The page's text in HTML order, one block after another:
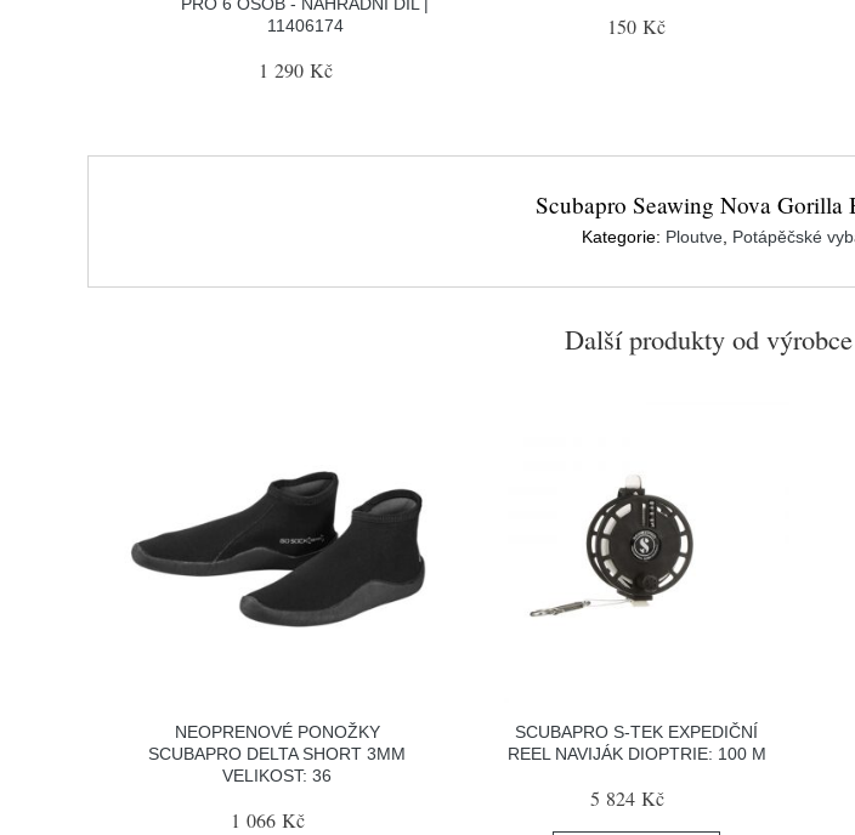
11406174
1 290 Kč
150 Kč
Scubapro Seawing Nova Gorilla
Kategorie: Ploutve Potápěčské
Další produkty od výrobce
NEOPRENOVÉ PONOŽKY
SCUBAPRO DELTA SHORT 3MM
VELIKOST: 36
1 066 Kč
SCUBAPRO S-TEK EXPEDIČNÍ
REEL NAVIJÁK DIOPTRIE: 100 M
5 824 Kč